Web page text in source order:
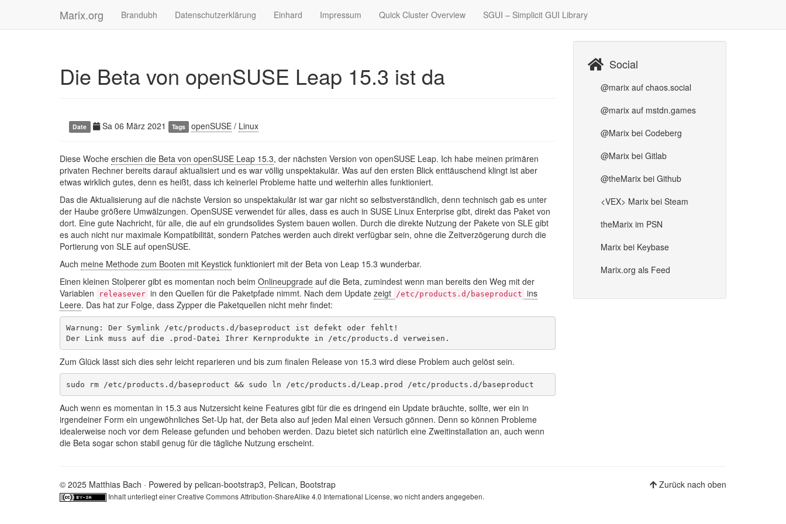
Marix.org Brandubh Datenschutzerklärung Einhard Impressum Quick Cluster Overview SGUI – Simplicit GUI Library
Die Beta von openSUSE Leap 15.3 ist da
Date Sa 06 März 2021 Tags openSUSE / Linux
Diese Woche erschien die Beta von openSUSE Leap 15.3, der nächsten Version von openSUSE Leap. Ich habe meinen primären
privaten Rechner bereits darauf aktualisiert und es war völlig unspektakulär. Was auf den ersten Blick enttäuschend klingt ist aber
etwas wirklich gutes, denn es heißt, dass ich keinerlei Probleme hatte und weiterhin alles funktioniert.
Das die Aktualisierung auf die nächste Version so unspektakulär ist war gar nicht so selbstverständlich, denn technisch gab es unter
der Haube größere Umwälzungen. OpenSUSE verwendet für alles, dass es auch in SUSE Linux Enterprise gibt, direkt das Paket von
dort. Eine gute Nachricht, für alle, die auf ein grundsolides System bauen wollen. Durch die direkte Nutzung der Pakete von SLE gibt
es auch nicht nur maximale Kompatibilität, sondern Patches werden auch direkt verfügbar sein, ohne die Zeitverzögerung durch die
Portierung von SLE auf openSUSE.
Auch meine Methode zum Booten mit Keystick funktioniert mit der Beta von Leap 15.3 wunderbar.
Einen kleinen Stolperer gibt es momentan noch beim Onlineupgrade auf die Beta, zumindest wenn man bereits den Weg mit der
Variablen
releasever in den Quellen für die Paketpfade nimmt. Nach dem Update zeigt /etc/products.d/baseproduct ins
Leere. Das hat zur Folge, dass Zypper die Paketquellen nicht mehr findet:
Warnung: Der Symlink /etc/products.d/baseproduct ist defekt oder fehlt!
Zum Glück lässt sich dies sehr leicht reparieren und bis zum finalen Release von 15.3 wird diese Problem auch gelöst sein.
Auch wenn es momentan in 15.3 aus Nutzersicht keine Features gibt für die es dringend ein Update bräuchte, sollte, wer ein in
irgendeiner Form ein ungewöhnliches Set-Up hat, der Beta also auf jeden Mal einen Versuch gönnen. Denn so können Probleme
idealerweise noch vor dem Release gefunden und behoben werden. Dazu bietet sich natürlich eine Zweitinstallation an, auch wenn
die Beta sogar schon stabil genug für die tägliche Nutzung erscheint.
Social
@marix auf chaos.social
@marix auf mstdn.games
@Marix bei Codeberg
@Marix bei Gitlab
@theMarix bei Github
<VEX> Marix bei Steam
theMarix im PSN
Marix bei Keybase
Marix.org als Feed
© 2025 Matthias Bach · Powered by pelican-bootstrap3, Pelican, Bootstrap
Inhalt unterliegt einerCreative Commons Attribution-ShareAlike 4.0 International License, wo nicht anders angegeben.
Zurück nach oben